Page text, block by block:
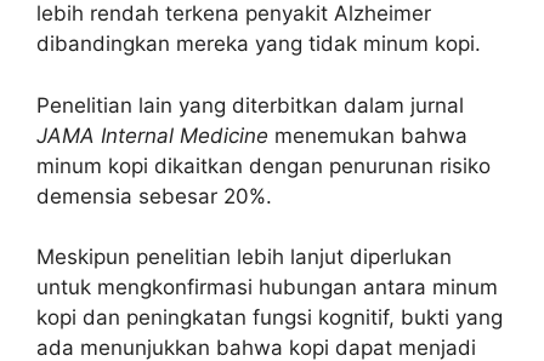
lebih rendah terkena penyakit Alzheimer
dibandingkan mereka yang tidak minum kopi.
Penelitian lain yang diterbitkan dalam jurnal
JAMA Internal Medicine menemukan bahwa
minum kopi dikaitkan dengan penurunan risiko
demensia sebesar 20%.
Meskipun penelitian lebih lanjut diperlukan
untuk mengkonfirmasi hubungan antara minum
kopi dan peningkatan fungsi kognitif, bukti yang
ada menunjukkan bahwa kopi dapat menjadi